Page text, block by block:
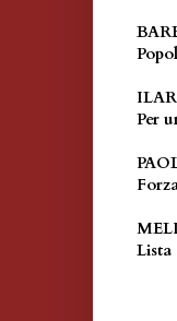
Per
Lista